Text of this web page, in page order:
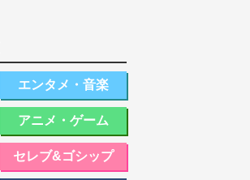
エンタメ・音楽
アニメ・ゲーム
セレブ&ゴシップ